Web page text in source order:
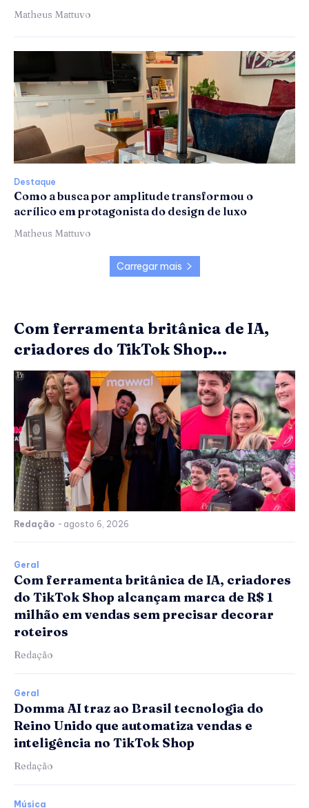
Matheus Mattuvo
Destaque
Como a busca por amplitude transformou o
acrílico em protagonista do design de luxo
Matheus Mattuvo
Carregar mais
Com ferramenta britânica de IA,
criadores do TikTok Shop...
Redação - agosto 6, 2026
Geral
Com ferramenta britânica de IA, criadores
do TikTok Shop alcançam marca de R$ 1
milhão em vendas sem precisar decorar
roteiros
Redação
Geral
Domma AI traz ao Brasil tecnologia do
Reino Unido que automatiza vendas e
inteligência no TikTok Shop
Redação
Música